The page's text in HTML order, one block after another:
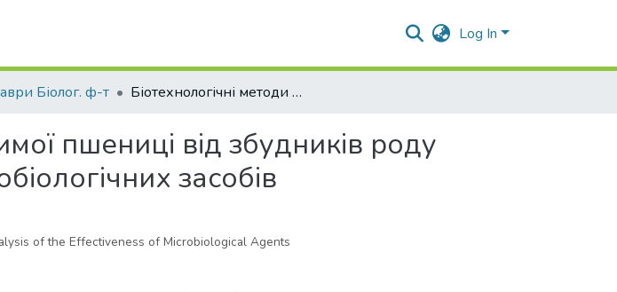
Log In
Біолог. ф-т Біотехнологічні методи захисту озимої пшениці від збудників роду Fusarium: аналіз ефективності мікробіологічних засобів
пшениці від збудників роду
засобів
of the Effectiveness of Microbiological Agents